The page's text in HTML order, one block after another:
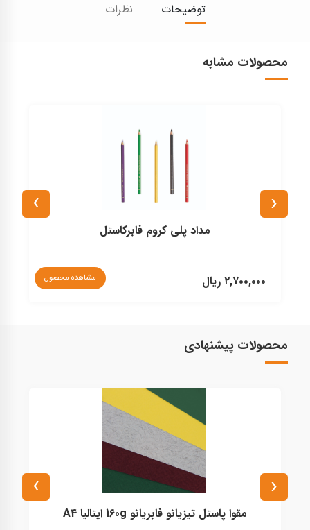
توضیحات نظرات
محصولات مشابه
مداد پلی کروم فابرکاستل
۲,۷۰۰,۰۰۰ ریال مشاهده محصول
‹
›
محصولات پیشنهادی
مقوا پاستل تیزیانو فابریانو 160g ایتالیا A4
‹
›